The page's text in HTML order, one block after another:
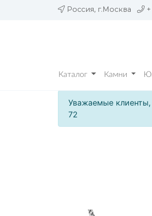
Россия, г.Москва
Каталог Камни
Уважаемые
72